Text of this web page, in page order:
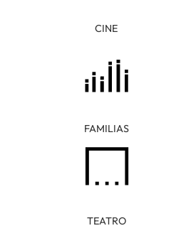
CINE
FAMILIAS
TEATRO